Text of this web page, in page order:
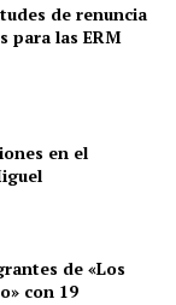
de renuncia
para las ERM
en el
de «Los
con 19